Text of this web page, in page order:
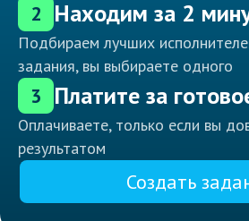
2 Находим за 2
Подбираем лучших
задания, вы выбираете одного
3 Платите за
Оплачиваете, только если вы
результатом
Создать